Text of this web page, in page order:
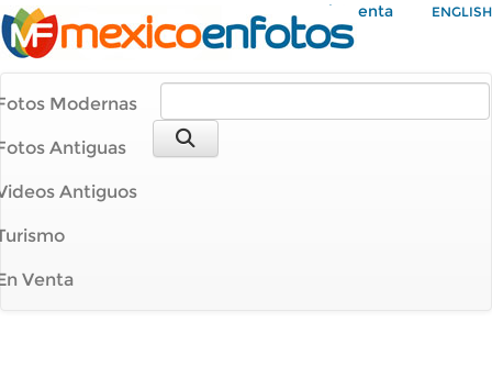
Mi Cuenta ENGLISH
Modernas
Antiguas
Antiguos
Venta